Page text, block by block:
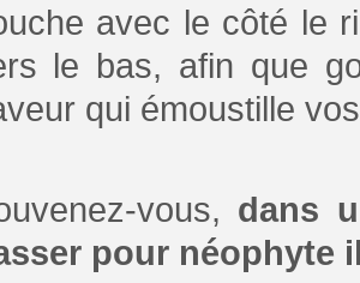
avec le côté le
le bas, afin que
qui émoustille
vous, dans
pour néophyte